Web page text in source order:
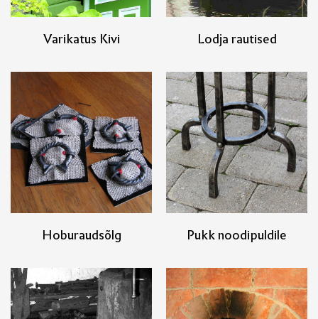
Varikatus Kivi Lodja rautised
Hoburaudsõlg Pukk noodipuldile